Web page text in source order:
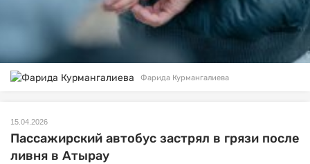
Фарида Курмангалиева
15.04.2026
Пассажирский автобус застрял в грязи после
ливня в Атырау